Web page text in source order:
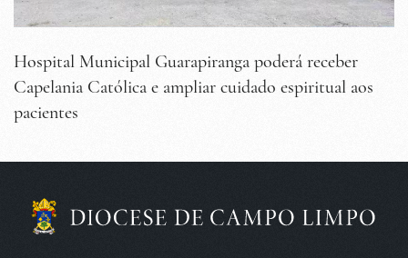
Hospital Municipal Guarapiranga poderá receber
Capelania Católica e ampliar cuidado espiritual aos
pacientes